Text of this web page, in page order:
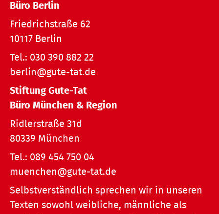
Büro Berlin
Friedrichstraße 62
10117 Berlin
Tel.: 030 390 882 22
berlin@gute-tat.de
Stiftung Gute-Tat
Büro München & Region
Ridlerstraße 31d
80339 München
Tel.: 089 454 750 04
muenchen@gute-tat.de
Selbstverständlich sprechen wir in unseren
Texten sowohl weibliche, männliche als